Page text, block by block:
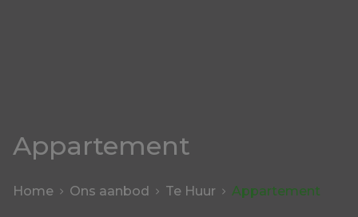
Appartement
Home Ons aanbod Te Huur Appartement